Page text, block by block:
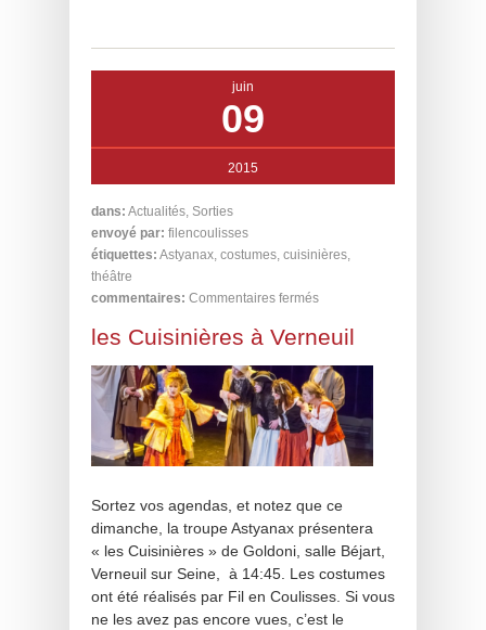
juin
09
2015
dans: Actualités, Sorties
envoyé par: filencoulisses
étiquettes: Astyanax, costumes, cuisinières,
théâtre
commentaires: Commentaires fermés
les Cuisinières à Verneuil
Sortez vos agendas, et notez que ce
dimanche, la troupe Astyanax présentera
« les Cuisinières » de Goldoni, salle Béjart,
Verneuil sur Seine, à 14:45. Les costumes
ont été réalisés par Fil en Coulisses. Si vous
ne les avez pas encore vues, c’est le